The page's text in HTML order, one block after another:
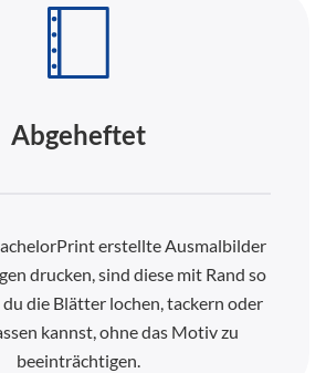
Abgeheftet
erstellte Ausmalbilder
drucken, sind diese mit Rand so
du die Blätter lochen, tackern oder
kannst, ohne das Motiv zu
beeinträchtigen.